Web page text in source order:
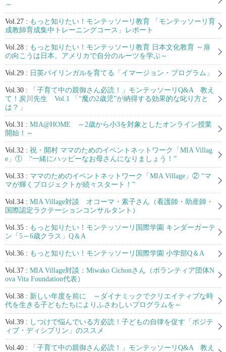
～
Vol.27 : もっと知りたい！モンテッソーリ教育 「モンテッソーリ育
成教師育成集中トレーニングコース」レポート
Vol.28 : もっと知りたい！モンテッソーリ教育 日本文化教育 ～扉
の向こうは日本。アメリカで自分のルーツを学ぶ～
Vol.29 : 日英バイリンガルを育てる「イマージョン・プログラム」
Vol.30 :
「子育て中の親御さん必読！」モンテッソーリQ&A 教え
て！炭川先生 Vol.1 「“魔の2歳児”が納得する効果的な叱り方と
は？」
Vol.31 : MIA@HOME ～2歳から小3を対象としたオンライン授業
開始！～
Vol.32 : 祝・開村 ママのためのイベントネットワーク「MIA Villag
e」① “一緒にハッピーなお母さんになりましょう！”
Vol.33 : ママのためのイベントネットワーク「MIA Village」② “マ
マが輝くプロジェクトが続々スタート！”
Vol.34 : MIA Village対談 オコーマ・素子さん（看護師・助産師・
国際認定ラクテーションコンサルタント）
Vol.35 : もっと知りたい！モンテッソーリ国際学園 キンダーガーテ
ン「5～6歳クラス」Q＆A
Vol.36 : もっと知りたい！モンテッソーリ国際学園 小学部Q＆A
Vol.37 : MIA Village対談：Miwako Cichonさん（ボランティア団体N
ova Vita Foundation代表）
Vol.38 : 新しい年度を前に ～ダイナミックでクリエイティブな時
代を生きる子どもたちによりふさわしいプログラムを～
Vol.39 : しつけで悩んでいる方必読！子どもの自律を促す「ポジテ
ィブ・ディシプリン」のススメ
Vol.40 :
「子育て中の親御さん必読！」モンテッソーリQ&A 教え